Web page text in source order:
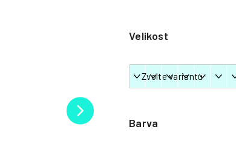
Barva
Velikost